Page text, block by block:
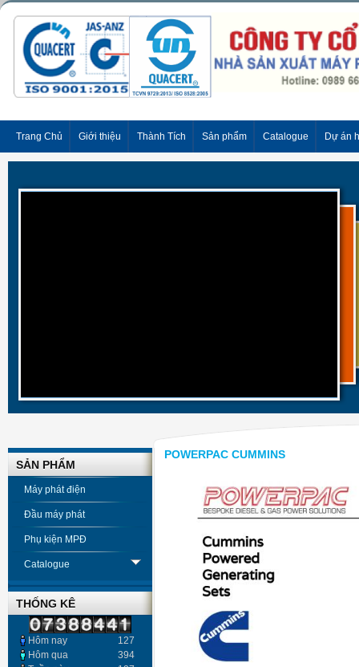
Trang Chủ Giới thiệu Thành Tích Sản phẩm Catalogue Dự án
SẢN PHẨM
Máy phát điện
Đầu máy phát
Phụ kiện MPĐ
Catalogue
THỐNG KÊ
Hôm nay
127
Hôm qua
394
POWERPAC CUMMINS